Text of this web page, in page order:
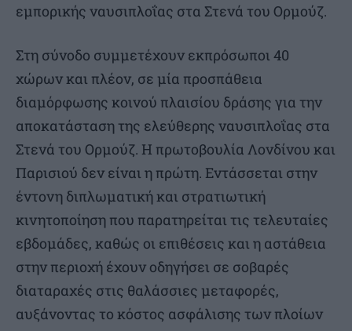
εμπορικής ναυσιπλοΐας στα Στενά του Ορμούζ.
Στη σύνοδο συμμετέχουν εκπρόσωποι 40
χώρων και πλέον, σε μία προσπάθεια
διαμόρφωσης κοινού πλαισίου δράσης για την
αποκατάσταση της ελεύθερης ναυσιπλοΐας στα
Στενά του Ορμούζ. Η πρωτοβουλία Λονδίνου και
Παρισιού δεν είναι η πρώτη. Εντάσσεται στην
έντονη διπλωματική και στρατιωτική
κινητοποίηση που παρατηρείται τις τελευταίες
εβδομάδες, καθώς οι επιθέσεις και η αστάθεια
στην περιοχή έχουν οδηγήσει σε σοβαρές
διαταραχές στις θαλάσσιες μεταφορές,
αυξάνοντας το κόστος ασφάλισης των πλοίων